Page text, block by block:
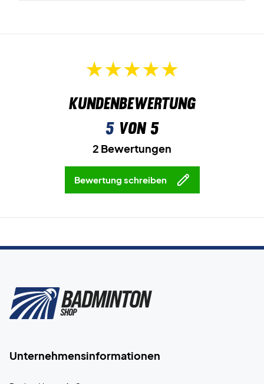
Kundenbewertung
5von 5
2 Bewertungen
Bewertung schreiben
Unternehmensinformationen